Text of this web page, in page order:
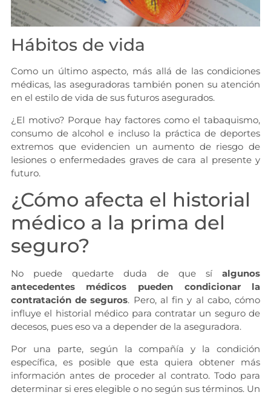
Hábitos de vida
Como un último aspecto, más allá de las condiciones
médicas, las aseguradoras también ponen su atención
en el estilo de vida de sus futuros asegurados.
¿El motivo? Porque hay factores como el tabaquismo,
consumo de alcohol e incluso la práctica de deportes
extremos que evidencien un aumento de riesgo de
lesiones o enfermedades graves de cara al presente y
futuro.
¿Cómo afecta el historial
médico a la prima del
seguro?
No puede quedarte duda de que síalgunos
antecedentes médicos pueden condicionar la
contratación de seguros. Pero, al fin y al cabo, cómo
influye el historial médico para contratar un seguro de
decesos, pues eso va a depender de la aseguradora.
Por una parte, según la compañía y la condición
específica, es posible que esta quiera obtener más
información antes de proceder al contrato. Todo para
determinar si eres elegible o no según sus términos. Un